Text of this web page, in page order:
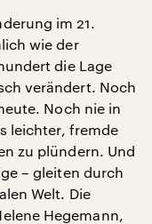
im 21.
wie der
die Lage
verändert. Noch
Noch nie in
leichter, fremde
zu plündern. Und
– gleiten durch
Welt. Die
Hegemann,